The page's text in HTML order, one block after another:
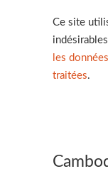
Ce site
les
traitées.